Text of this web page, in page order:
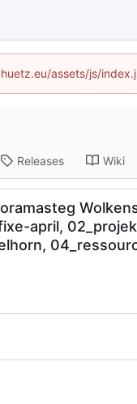
assets/js/
Releases Wiki
april,